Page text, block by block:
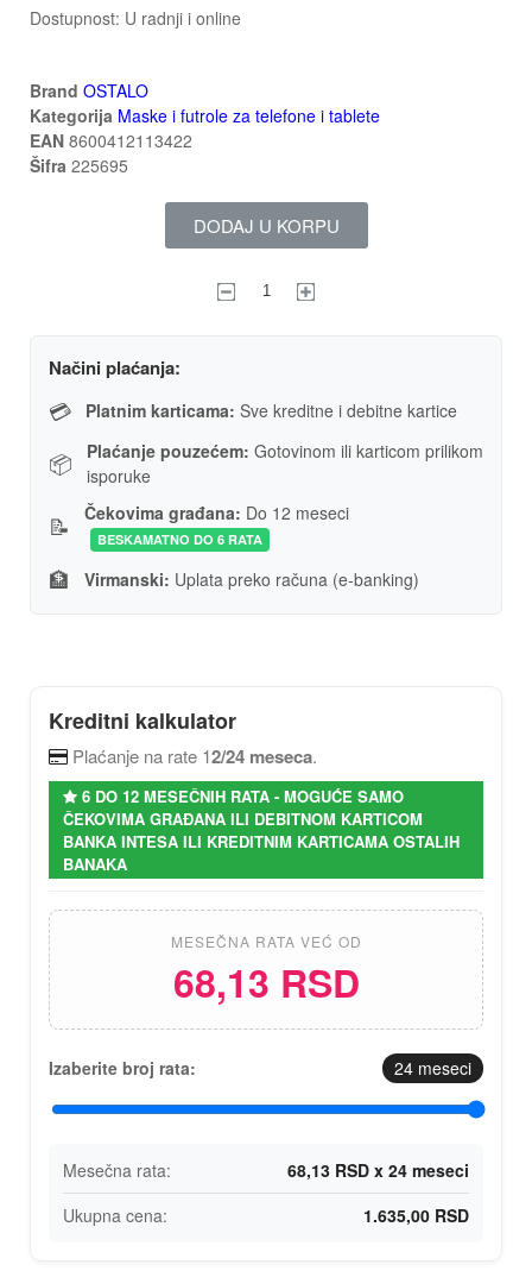
Dostupnost: U radnji i online
Brand OSTALO
Kategorija Maske i futrole za telefone i tablete
EAN 8600412113422
Šifra 225695
DODAJ U KORPU
Načini plaćanja:
💳 Platnim karticama: Sve kreditne i debitne kartice
📦 Plaćanje pouzećem: Gotovinom ili karticom prilikom
isporuke
📝 Čekovima građana: Do 12 meseci
BESKAMATNO DO 6 RATA
🏦 Virmanski: Uplata preko računa (e-banking)
Kreditni kalkulator
Plaćanje na rate 12/24 meseca.
6 DO 12 MESEČNIH RATA - MOGUĆE SAMO
ČEKOVIMA GRAĐANA ILI DEBITNOM KARTICOM
BANKA INTESA ILI KREDITNIM KARTICAMA OSTALIH
BANAKA
MESEČNA RATA VEĆ OD
68,13 RSD
Izaberite broj rata: 24 meseci
Mesečna rata:
68,13 RSD x 24 meseci
Ukupna cena:
1.635,00 RSD